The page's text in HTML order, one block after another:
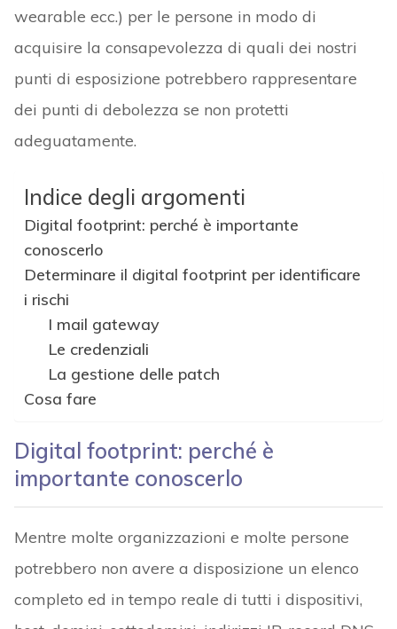
wearable ecc.) per le persone in modo di
acquisire la consapevolezza di quali dei nostri
punti di esposizione potrebbero rappresentare
dei punti di debolezza se non protetti
adeguatamente.
Indice degli argomenti
Digital footprint: perché è importante
conoscerlo
Determinare il digital footprint per identificare
i rischi
I mail gateway
Le credenziali
La gestione delle patch
Cosa fare
Digital footprint: perché è
importante conoscerlo
Mentre molte organizzazioni e molte persone
potrebbero non avere a disposizione un elenco
completo ed in tempo reale di tutti i dispositivi,